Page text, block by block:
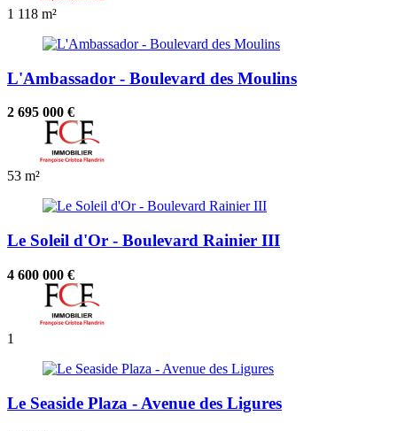
1 118 m²
L'Ambassador - Boulevard des Moulins
2 695 000 €
53 m²
Le Soleil d'Or - Boulevard Rainier III
4 600 000 €
1
Le Seaside Plaza - Avenue des Ligures